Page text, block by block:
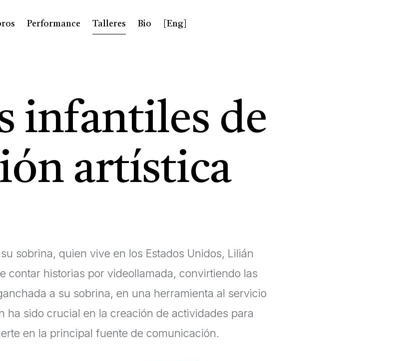
Performance Talleres Bio [Eng]
infantiles de
artística
sobrina, quien vive en los Estados Unidos, Lilián
contar historias por videollamada, convirtiendo las
a su sobrina, en una herramienta al servicio
ha sido crucial en la creación de actividades para
en la principal fuente de comunicación.